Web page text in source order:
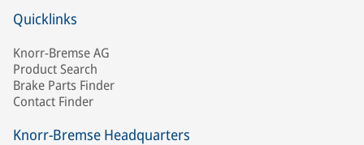
Quicklinks
Knorr-Bremse AG
Product Search
Brake Parts Finder
Contact Finder
Knorr-Bremse Headquarters